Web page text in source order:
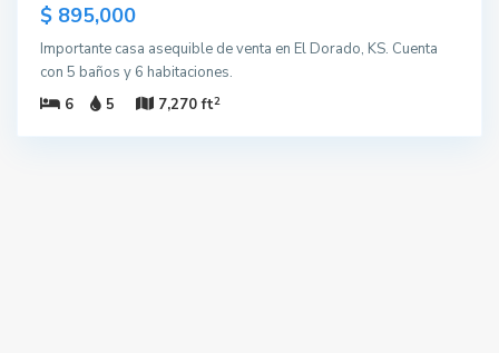
$ 895,000
Importante casa asequible de venta en El Dorado, KS. Cuenta
con 5 baños y 6 habitaciones.
6
5 7,270 ft2